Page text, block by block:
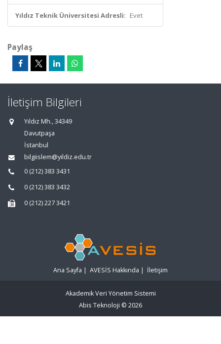
Yıldız Teknik Üniversitesi Adresli: Evet
Paylaş
İletişim Bilgileri
Yıldız Mh., 34349
Davutpaşa
İstanbul
bilgiislem@yildiz.edu.tr
0 (212) 383 3431
0 (212) 383 3432
0 (212) 227 3421
Ana Sayfa | AVESİS Hakkında | İletişim
Akademik Veri Yönetim Sistemi
Abis Teknoloji © 2026